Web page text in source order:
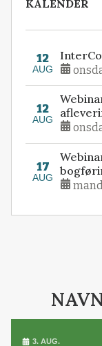
KALENDER
12
AUG
12
AUG
17
AUG
3. AUG.